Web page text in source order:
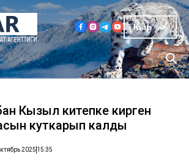
Кыр
Кызыл китепке кирген
куткарып калды
2025 15:35